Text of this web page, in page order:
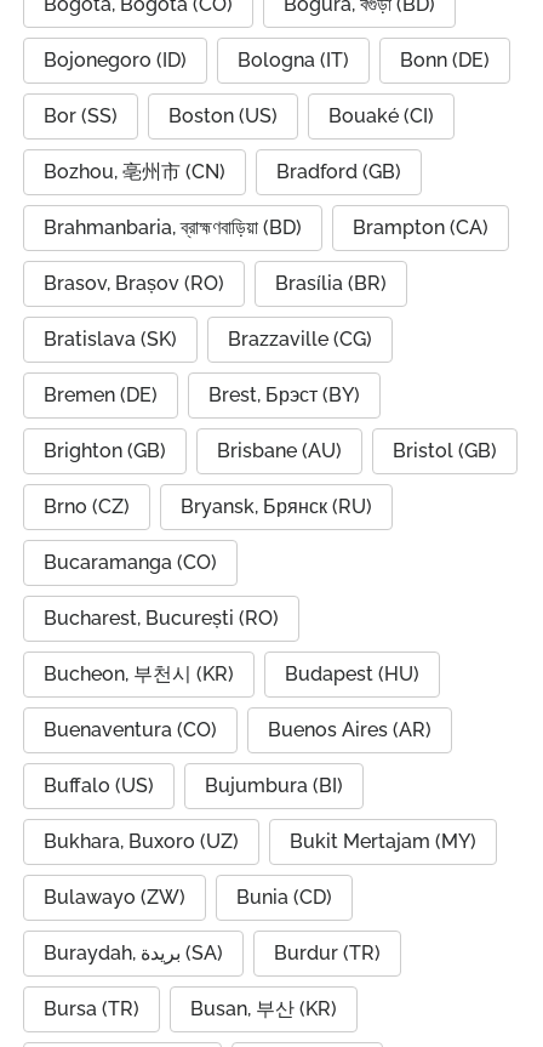
Bojonegoro (ID) Bologna (IT) Bonn (DE)
Bor (SS) Boston (US) Bouaké (CI)
Bozhou, 亳州市 (CN) Bradford (GB)
Brahmanbaria, ব্রাহ্মণবাড়িয়া (BD) Brampton (CA)
Brasov, Brașov (RO) Brasília (BR)
Bratislava (SK) Brazzaville (CG)
Bremen (DE) Brest, Брэст (BY)
Brighton (GB) Brisbane (AU) Bristol (GB)
Brno (CZ) Bryansk, Брянск (RU)
Bucaramanga (CO)
Bucharest, București (RO)
Bucheon, 부천시 (KR) Budapest (HU)
Buenaventura (CO) Buenos Aires (AR)
Buffalo (US) Bujumbura (BI)
Bukhara, Buxoro (UZ) Bukit Mertajam (MY)
Bulawayo (ZW) Bunia (CD)
Buraydah, بريدة (SA) Burdur (TR)
Bursa (TR) Busan, 부산 (KR)